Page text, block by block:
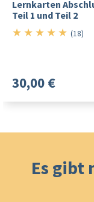
Lernkarten
Teil 1 und Teil 2
★ ★ ★ ★ ★ 5/5
(18)
30,00 €
Es gibt